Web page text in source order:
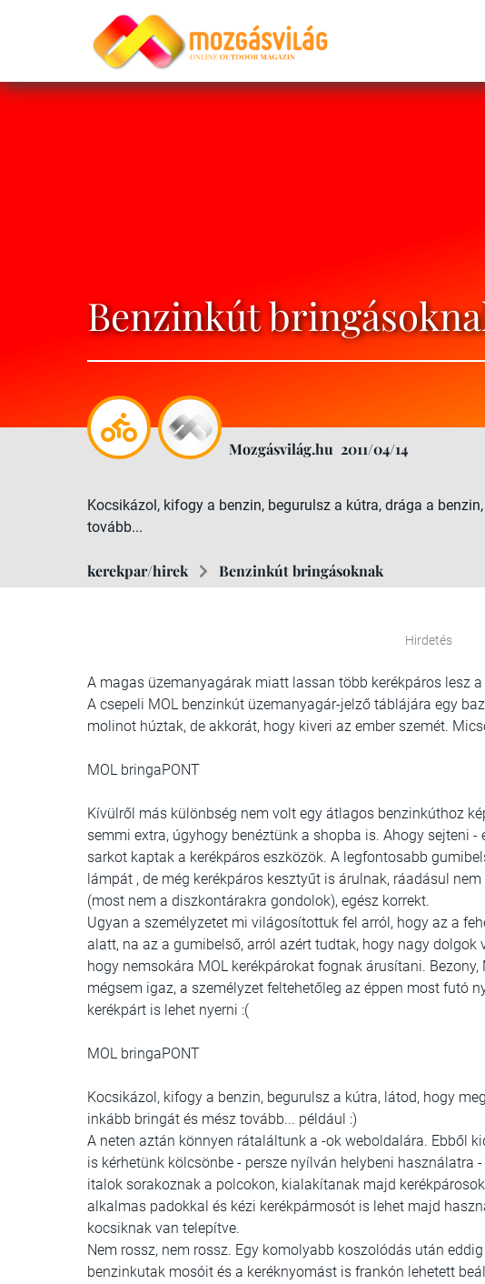
Benzinkút
Mozgásvilág.hu 2011/04/14
Kocsikázol, kifogy a benzin, begurulsz a kútra, drága a
tovább...
kerekpar/hirek Benzinkút bringásoknak
Hirdetés
A magas üzemanyagárak miatt lassan több kerékpáros lesz
A csepeli MOL benzinkút üzemanyagár-jelző táblájára egy
molinot húztak, de akkorát, hogy kiveri az ember szemét.
MOL bringaPONT
Kívülről más különbség nem volt egy átlagos benzinkúthoz
semmi extra, úgyhogy benéztünk a shopba is. Ahogy sejteni
sarkot kaptak a kerékpáros eszközök. A legfontosabb
lámpát , de még kerékpáros kesztyűt is árulnak, ráadásul
(most nem a diszkontárakra gondolok), egész korrekt.
Ugyan a személyzetet mi világosítottuk fel arról, hogy az a
alatt, na az a gumibelső, arról azért tudtak, hogy nagy
hogy nemsokára MOL kerékpárokat fognak árusítani.
mégsem igaz, a személyzet feltehetőleg az éppen most futó
kerékpárt is lehet nyerni :(
MOL bringaPONT
Kocsikázol, kifogy a benzin, begurulsz a kútra, látod, hogy
inkább bringát és mész tovább... például :)
A neten aztán könnyen rátaláltunk a -ok weboldalára. Ebből
is kérhetünk kölcsönbe - persze nyílván helybeni használatra
italok sorakoznak a polcokon, kialakítanak majd
alkalmas padokkal és kézi kerékpármosót is lehet majd
kocsiknak van telepítve.
Nem rossz, nem rossz. Egy komolyabb koszolódás után
benzinkutak mosóit és a keréknyomást is frankón lehetett